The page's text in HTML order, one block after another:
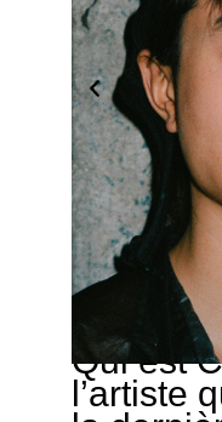
05/12/2025
Qui est
l’artiste